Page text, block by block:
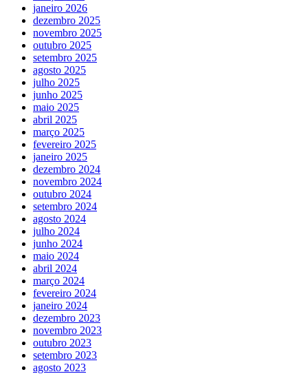
janeiro 2026
dezembro 2025
novembro 2025
outubro 2025
setembro 2025
agosto 2025
julho 2025
junho 2025
maio 2025
abril 2025
março 2025
fevereiro 2025
janeiro 2025
dezembro 2024
novembro 2024
outubro 2024
setembro 2024
agosto 2024
julho 2024
junho 2024
maio 2024
abril 2024
março 2024
fevereiro 2024
janeiro 2024
dezembro 2023
novembro 2023
outubro 2023
setembro 2023
agosto 2023